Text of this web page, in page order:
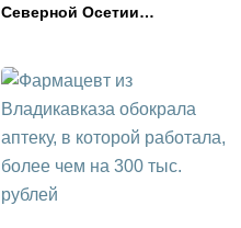
Северной Осетии
смыслов»